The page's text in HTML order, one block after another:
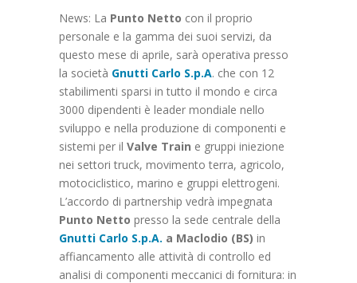
News: La Punto Netto con il proprio
personale e la gamma dei suoi servizi, da
questo mese di aprile, sarà operativa presso
la società Gnutti Carlo S.p.A. che con 12
stabilimenti sparsi in tutto il mondo e circa
3000 dipendenti è leader mondiale nello
sviluppo e nella produzione di componenti e
sistemi per il Valve Train e gruppi iniezione
nei settori truck, movimento terra, agricolo,
motociclistico, marino e gruppi elettrogeni.
L’accordo di partnership vedrà impegnata
Punto Netto presso la sede centrale della
Gnutti Carlo S.p.A. a Maclodio (BS) in
affiancamento alle attività di controllo ed
analisi di componenti meccanici di fornitura: in